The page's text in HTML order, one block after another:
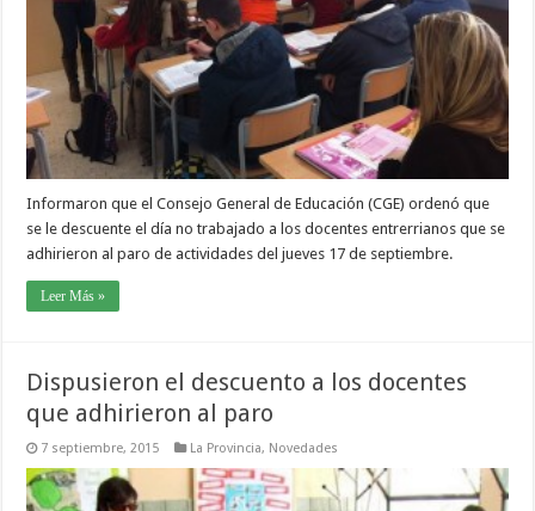
Informaron que el Consejo General de Educación (CGE) ordenó que
se le descuente el día no trabajado a los docentes entrerrianos que se
adhirieron al paro de actividades del jueves 17 de septiembre.
Leer Más »
Dispusieron el descuento a los docentes
que adhirieron al paro
7 septiembre, 2015 La Provincia, Novedades